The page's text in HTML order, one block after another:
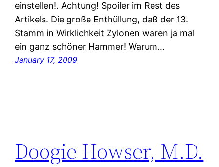
einstellen!. Achtung! Spoiler im Rest des
Artikels. Die große Enthüllung, daß der 13.
Stamm in Wirklichkeit Zylonen waren ja mal
ein ganz schöner Hammer! Warum…
January 17, 2009
Doogie Howser, M.D.